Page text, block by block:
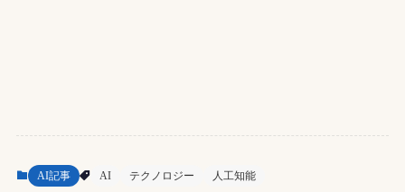
AI記事 AI テクノロジー 人工知能